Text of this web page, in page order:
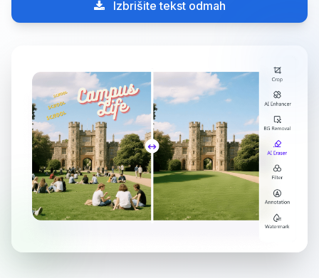
Izbrišite tekst odmah